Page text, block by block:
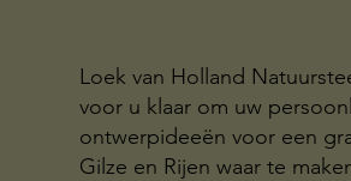
Loek van Holland
voor u klaar om uw
ontwerpideeën voor een
Gilze en Rijen waar te